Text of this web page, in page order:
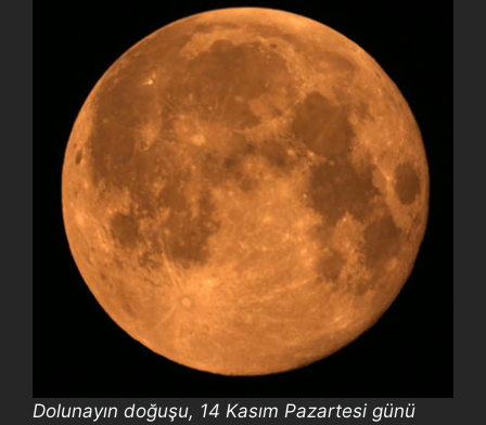
Dolunayın doğuşu, 14 Kasım Pazartesi günü